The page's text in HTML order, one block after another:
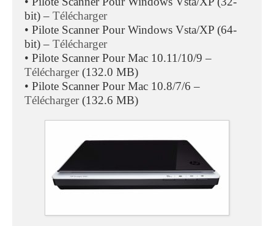
bit) – Télécharger
• Pilote Scanner Pour Windows Vsta/XP (64-
bit) – Télécharger
• Pilote Scanner Pour Mac 10.11/10/9 –
Télécharger(132.0 MB)
• Pilote Scanner Pour Mac 10.8/7/6 –
Télécharger(132.6 MB)